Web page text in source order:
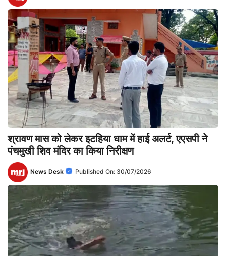
श्रावण मास को लेकर इटहिया धाम में हाई अलर्ट, एएसपी ने
पंचमुखी शिव मंदिर का किया निरीक्षण
News Desk Published On: 30/07/2026